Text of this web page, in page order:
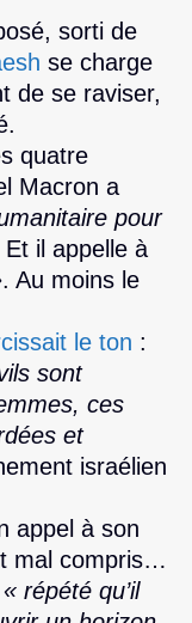
sorti de
se charge
de se raviser,
quatre
Macron a
pour
Et il appelle à
. Au moins le
le ton :
sont
ces
et
israélien
appel à son
mal compris…
« répété qu’il